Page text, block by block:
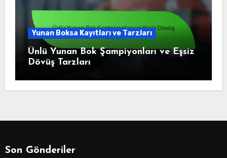
Yunan Boksa Kayıtları ve Tarzları
Ünlü Yunan Bok Şampiyonları ve Eşsiz
Dövüş Tarzları
Son Gönderiler